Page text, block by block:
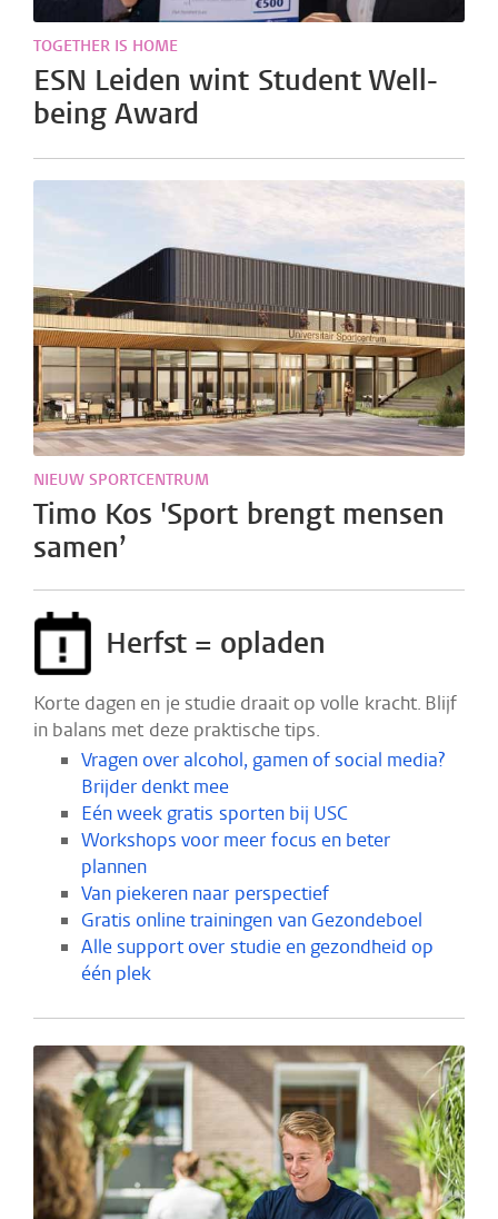
TOGETHER IS HOME
ESN Leiden wint Student Well-
being Award
NIEUW SPORTCENTRUM
Timo Kos 'Sport brengt mensen
samen’
Herfst = opladen
Korte dagen en je studie draait op volle kracht. Blijf
in balans met deze praktische tips.
Vragen over alcohol, gamen of social media?
Brijder denkt mee
Eén week gratis sporten bij USC
Workshops voor meer focus en beter
plannen
Van piekeren naar perspectief
Gratis online trainingen van Gezondeboel
Alle support over studie en gezondheid op
één plek